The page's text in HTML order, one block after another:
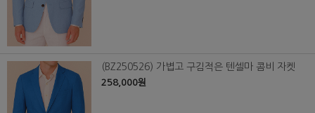
(BZ250526) 가볍고 구김적은 텐셀마 콤비 자켓
258,000원